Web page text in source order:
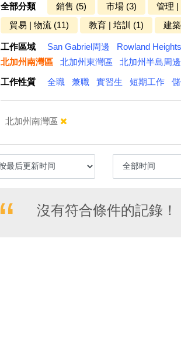
全部分類 銷售 (5) 市場 (3)
管理 |
貿易 | 物流 (11)
教育 | 培訓 (1) 建
工作區域 San Gabriel周邊
Rowland
北加州南灣區
北加州東灣區
北加州半島周邊
工作性質
全職 兼職 實習生 短期工作
北加州南灣區
沒有符合條件的記錄！